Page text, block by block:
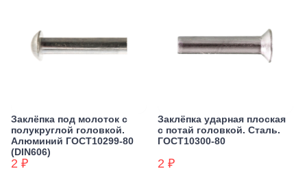
Заклёпка под молоток с
полукруглой головкой.
Алюминий ГОСТ10299-80
(DIN606)
2 ₽
Заклёпка ударная плоская
с потай головкой. Сталь.
ГОСТ10300-80
2 ₽